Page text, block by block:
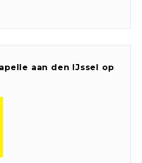
aan den IJssel op